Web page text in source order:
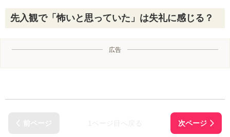
先入観で「怖いと思っていた」は失礼に感じる？
広告